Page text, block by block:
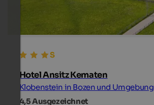
Hotel Ansitz Kematen
Klobenstein in Bozen und Umgebung
4,5Ausgezeichnet